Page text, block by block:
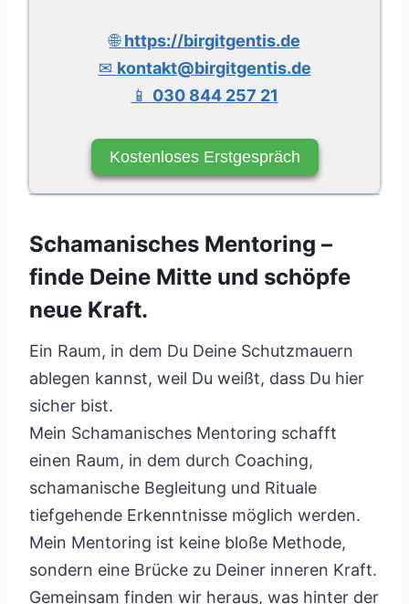
🌐https://birgitgentis.de
✉ kontakt@birgitgentis.de
📱 030 844 257 21
Kostenloses Erstgespräch
Schamanisches Mentoring –
finde Deine Mitte und schöpfe
neue Kraft.
Ein Raum, in dem Du Deine Schutzmauern
ablegen kannst, weil Du weißt, dass Du hier
sicher bist.
Mein Schamanisches Mentoring schafft
einen Raum, in dem durch Coaching,
schamanische Begleitung und Rituale
tiefgehende Erkenntnisse möglich werden.
Mein Mentoring ist keine bloße Methode,
sondern eine Brücke zu Deiner inneren Kraft.
Gemeinsam finden wir heraus, was hinter der